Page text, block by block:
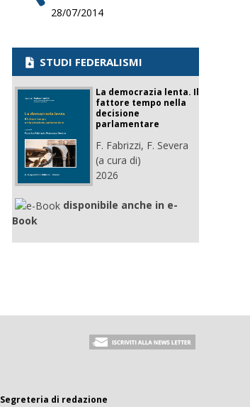
28/07/2014
STUDI FEDERALISMI
La democrazia lenta. Il
fattore tempo nella
decisione
parlamentare
F. Fabrizzi, F. Severa
(a cura di)
2026
disponibile anche in e-
Book
Segreteria di redazione